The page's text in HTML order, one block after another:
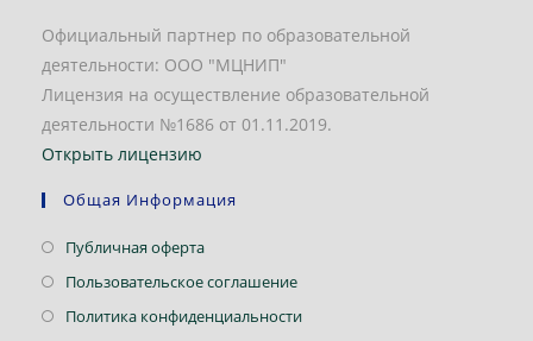
Официальный партнер по образовательной
деятельности: ООО "МЦНИП"
Лицензия на осуществление образовательной
деятельности №1686 от 01.11.2019.
Открыть лицензию
Общая Информация
Публичная офертаОткроется
в
Пользовательское соглашениеОткроется
в
Политика конфиденциальностиОткроется